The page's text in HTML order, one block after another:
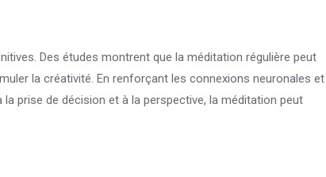
Des études montrent que la méditation régulière peut
la créativité. En renforçant les connexions neuronales et
prise de décision et à la perspective, la méditation peut